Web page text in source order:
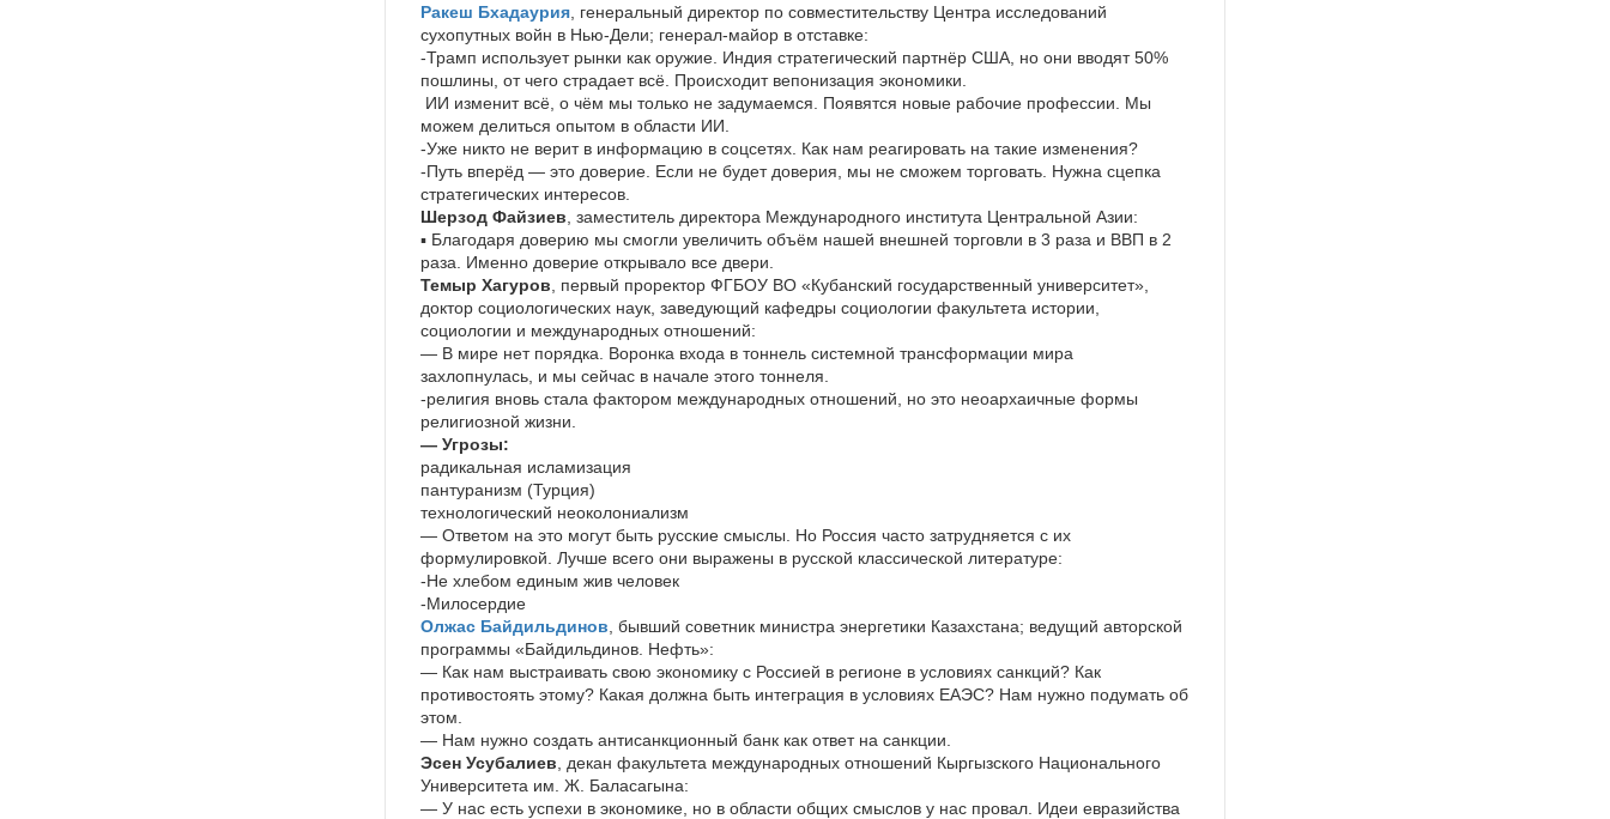
Ракеш Бхадаурия , генеральный директор по совместительству Центра исследований
сухопутных войн в Нью-Дели; генерал-майор в отставке:
-Трамп использует рынки как оружие. Индия стратегический партнёр США, но они вводят 50%
пошлины, от чего страдает всё. Происходит вепонизация экономики.
ИИ изменит всё, о чём мы только не задумаемся. Появятся новые рабочие профессии. Мы
можем делиться опытом в области ИИ.
-Уже никто не верит в информацию в соцсетях. Как нам реагировать на такие изменения?
-Путь вперёд — это доверие. Если не будет доверия, мы не сможем торговать. Нужна сцепка
стратегических интересов.
Шерзод Файзиев , заместитель директора Международного института Центральной Азии:
▪️ Благодаря доверию мы смогли увеличить объём нашей внешней торговли в 3 раза и ВВП в 2
раза. Именно доверие открывало все двери.
Темыр Хагуров , первый проректор ФГБОУ ВО «Кубанский государственный университет»,
доктор социологических наук, заведующий кафедры социологии факультета истории,
социологии и международных отношений:
— В мире нет порядка. Воронка входа в тоннель системной трансформации мира
захлопнулась, и мы сейчас в начале этого тоннеля.
-религия вновь стала фактором международных отношений, но это неоархаичные формы
религиозной жизни.
— Угрозы:
радикальная исламизация
пантуранизм (Турция)
технологический неоколониализм
— Ответом на это могут быть русские смыслы. Но Россия часто затрудняется с их
формулировкой. Лучше всего они выражены в русской классической литературе:
-Не хлебом единым жив человек
-Милосердие
Олжас Байдильдинов , бывший советник министра энергетики Казахстана; ведущий авторской
программы «Байдильдинов. Нефть»:
— Как нам выстраивать свою экономику с Россией в регионе в условиях санкций? Как
противостоять этому? Какая должна быть интеграция в условиях ЕАЭС? Нам нужно подумать об
этом.
— Нам нужно создать антисанкционный банк как ответ на санкции.
Эсен Усубалиев , декан факультета международных отношений Кыргызского Национального
Университета им. Ж. Баласагына:
— У нас есть успехи в экономике, но в области общих смыслов у нас провал. Идеи евразийства